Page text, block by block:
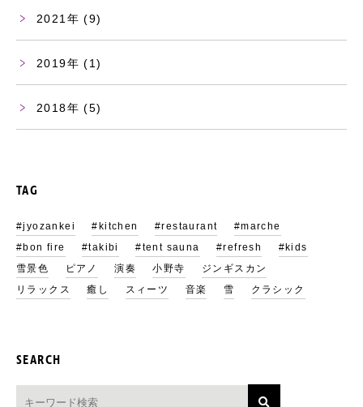
2021 (9)
2019 (1)
2018 (5)
TAG
#jyozankei #kitchen #restaurant
#marche
#bon fire
#takibi #tent sauna #refresh
#kids
雪景色
ピアノ 演奏 小野寺
ジンギスカン
リラックス
癒し スィーツ 音楽 雪 クラシック
SEARCH